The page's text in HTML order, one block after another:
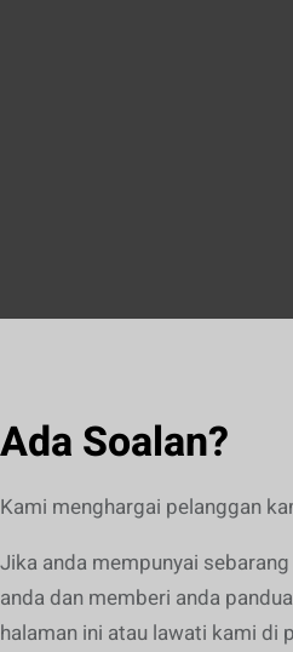
Ada Soalan?
Kami menghargai pelanggan
Jika anda mempunyai
anda dan memberi anda
halaman ini atau lawati kami di